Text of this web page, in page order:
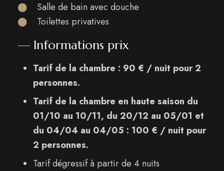
Salle de bain avec douche
Toilettes privatives
— Informations prix
Tarif de la chambre : 90 € / nuit pour 2
personnes.
Tarif de la chambre en haute saison du
01/10 au 10/11, du 20/12 au 05/01 et
du 04/04 au 04/05 : 100 € / nuit pour
2 personnes.
Tarif dégressif à partir de 4 nuits